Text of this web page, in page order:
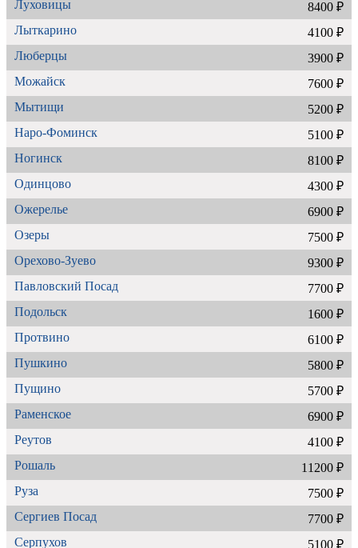
Луховицы
8400 ₽
Лыткарино
4100 ₽
Люберцы
3900 ₽
Можайск
7600 ₽
Мытищи
5200 ₽
Наро-Фоминск
5100 ₽
Ногинск
8100 ₽
Одинцово
4300 ₽
Ожерелье
6900 ₽
Озеры
7500 ₽
Орехово-Зуево
9300 ₽
Павловский Посад
7700 ₽
Подольск
1600 ₽
Протвино
6100 ₽
Пушкино
5800 ₽
Пущино
5700 ₽
Раменское
6900 ₽
Реутов
4100 ₽
Рошаль
11200 ₽
Руза
7500 ₽
Сергиев Посад
7700 ₽
Серпухов
5100 ₽